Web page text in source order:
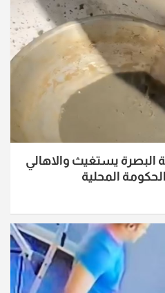
البصرة يستغيث والاهالي
المحلية